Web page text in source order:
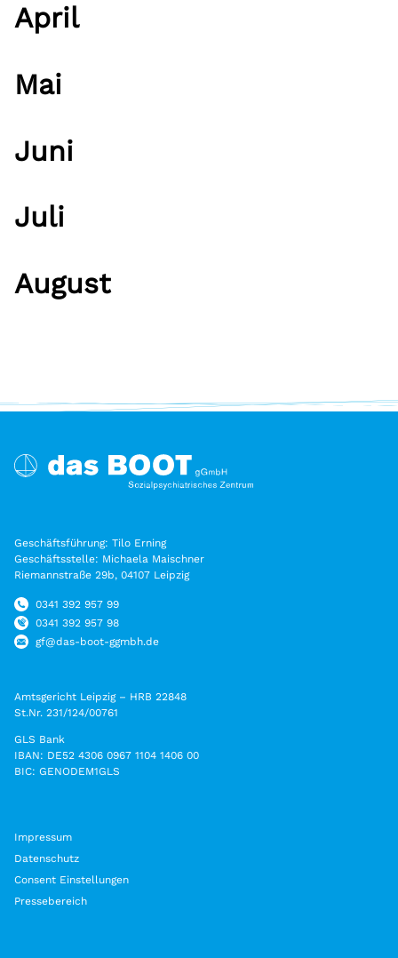
April
Mai
Juni
Juli
August
Geschäftsführung: Tilo Erning
Geschäftsstelle: Michaela Maischner
Riemannstraße 29b, 04107 Leipzig
0341 392 957 99
0341 392 957 98
gf@das-boot-ggmbh.de
Amtsgericht Leipzig – HRB 22848
St.Nr. 231/124/00761
GLS Bank
IBAN: DE52 4306 0967 1104 1406 00
BIC: GENODEM1GLS
Impressum
Datenschutz
Consent Einstellungen
Pressebereich